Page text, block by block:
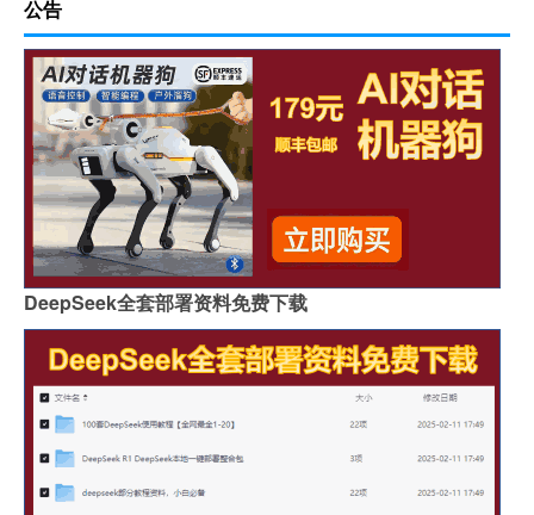
公告
DeepSeek全套部署资料免费下载